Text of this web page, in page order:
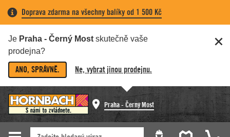
Doprava zdarma na všechny balíky od 1 500 Kč
Je Praha - Černý Most skutečně vaše
prodejna?
ANO, SPRÁVNĚ. Ne, vybrat jinou prodejnu.
Praha - Černý Most